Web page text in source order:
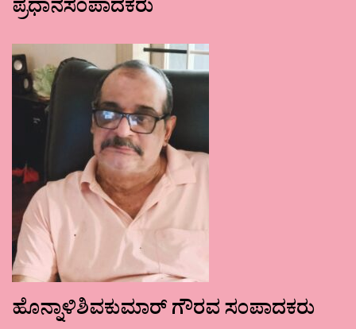
ಪ್ರಧಾನಸಂಪಾದಕರು
ಹೊನ್ನಾಳಿಶಿವಕುಮಾರ್ ಗೌರವ ಸಂಪಾದಕರು